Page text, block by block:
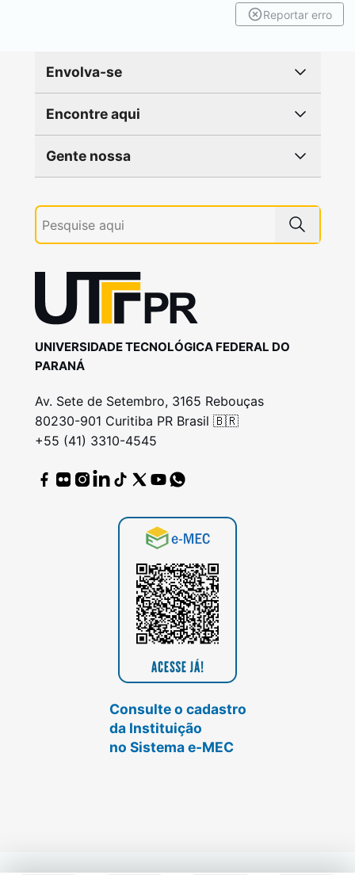
Reportar erro
Envolva-se
Encontre aqui
Gente nossa
UNIVERSIDADE TECNOLÓGICA FEDERAL DO
PARANÁ
Av. Sete de Setembro, 3165 Rebouças
80230-901 Curitiba PR Brasil 🇧🇷
+55 (41) 3310-4545
Consulte o cadastro
da Instituição
no Sistema e-MEC